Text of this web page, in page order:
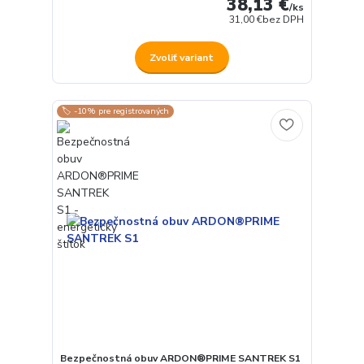
38,13 €/ks
31,00 €bez DPH
Zvoliť variant
🏷️ -10% pre registrovaných
Bezpečnostná obuv ARDON®PRIME SANTREK S1